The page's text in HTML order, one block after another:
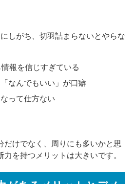
しがち、切羽詰まらないとやらな
報を信じすぎている
「なんでもいい」が口癖
って仕方ない
だけでなく、周りにも多いかと思
力を持つメリットは大きいです。